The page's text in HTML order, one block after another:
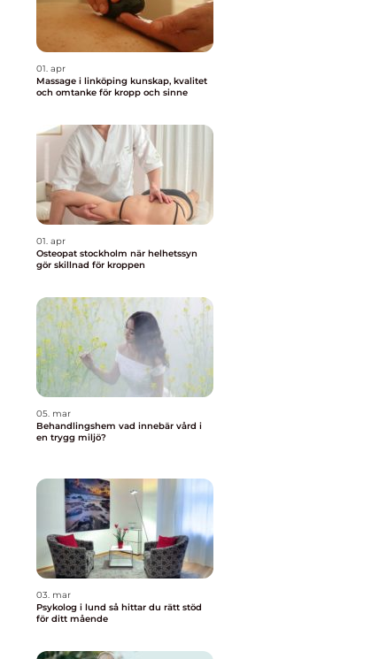
01. apr
Massage i linköping kunskap, kvalitet
och omtanke för kropp och sinne
01. apr
Osteopat stockholm när helhetssyn
gör skillnad för kroppen
05. mar
Behandlingshem vad innebär vård i
en trygg miljö?
03. mar
Psykolog i lund så hittar du rätt stöd
för ditt mående